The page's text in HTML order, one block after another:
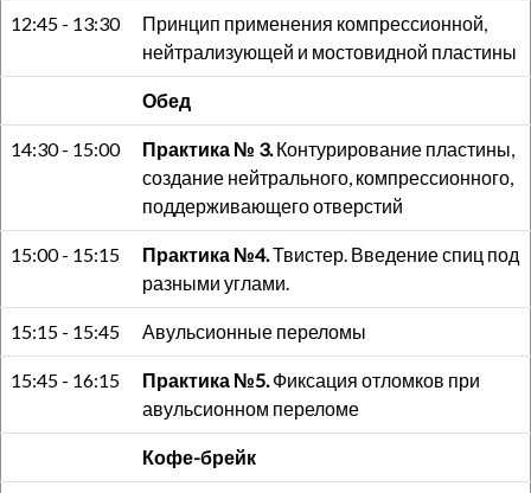
12:45 - 13:30
Принцип применения компрессионной,
нейтрализующей и мостовидной пластины
Обед
14:30 - 15:00 Практика № 3.Контурирование пластины,
создание нейтрального, компрессионного,
поддерживающего отверстий
15:00 - 15:15 Практика №4.Твистер. Введение спиц под
разными углами.
15:15 - 15:45 Авульсионные переломы
15:45 - 16:15 Практика №5.Фиксация отломков при
авульсионном переломе
Кофе-брейк